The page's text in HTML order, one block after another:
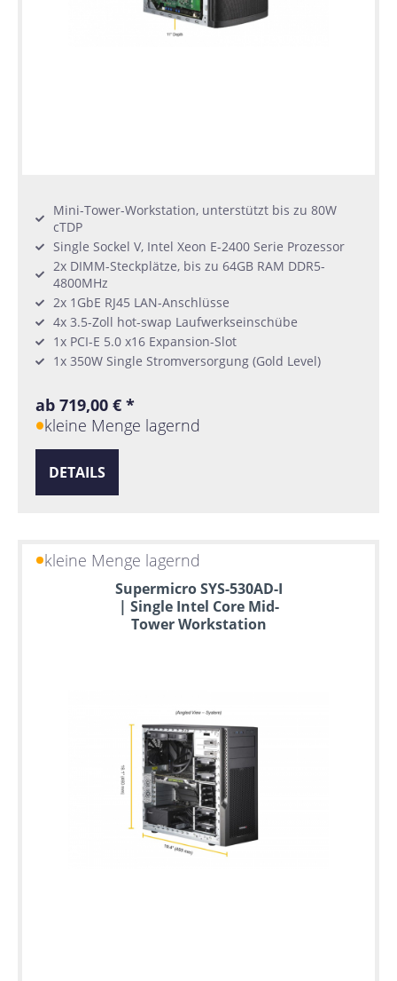
Mini-Tower-Workstation, unterstützt bis zu 80W
cTDP
Single Sockel V, Intel Xeon E-2400 Serie Prozessor
2x DIMM-Steckplätze, bis zu 64GB RAM DDR5-
4800MHz
2x 1GbE RJ45 LAN-Anschlüsse
4x 3.5-Zoll hot-swap Laufwerkseinschübe
1x PCI-E 5.0 x16 Expansion-Slot
1x 350W Single Stromversorgung (Gold Level)
ab 719,00 € *
kleine Menge lagernd
DETAILS
kleine Menge lagernd
Supermicro SYS-530AD-I
| Single Intel Core Mid-
Tower Workstation